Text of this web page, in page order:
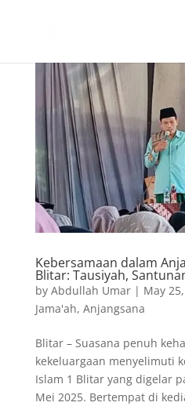
Kebersamaan dalam
Blitar: Tausiyah,
by Abdullah Umar| May
Jama'ah, Anjangsana
Blitar – Suasana penuh
kekeluargaan menyelimuti
Islam 1 Blitar yang digelar
Mei 2025. Bertempat di